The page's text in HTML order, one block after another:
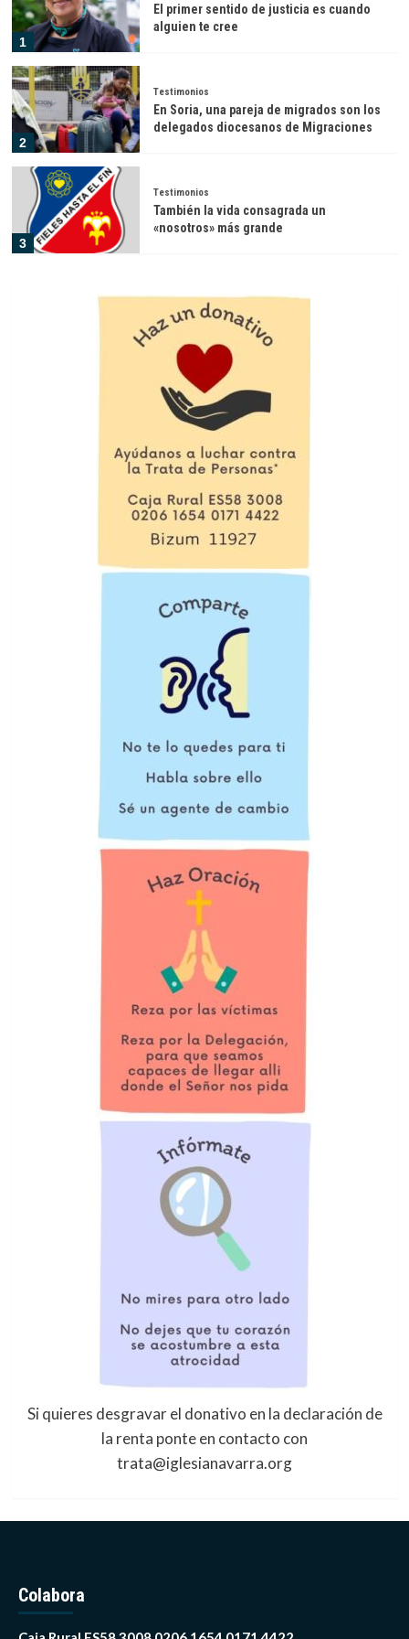
1
El primer sentido de justicia es cuando
alguien te cree
2
Testimonios
En Soria, una pareja de migrados son los
delegados diocesanos de Migraciones
3
Testimonios
También la vida consagrada un
«nosotros» más grande
Encuentro y Solidaridad de Pamplona:
comunión en la diversidad
Testimonios
El primer sentido de justicia es cuando
alguien te cree
Testimonios
En Soria, una pareja de migrados son los
delegados diocesanos de Migraciones
También la vida consagrada un
«nosotros» más grande
Testimonios
Encuentro y Solidaridad de Pamplona:
Si quieres desgravar el donativo en la declaración de
la renta ponte en contacto con
trata@iglesianavarra.org
Colabora